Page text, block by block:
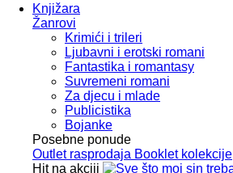
Knjižara
Žanrovi
Krimići i trileri
Ljubavni i erotski romani
Fantastika i romantasy
Suvremeni romani
Za djecu i mlade
Publicistika
Bojanke
Posebne ponude
Outlet rasprodaja Booklet kolekcije
Hit na akciji